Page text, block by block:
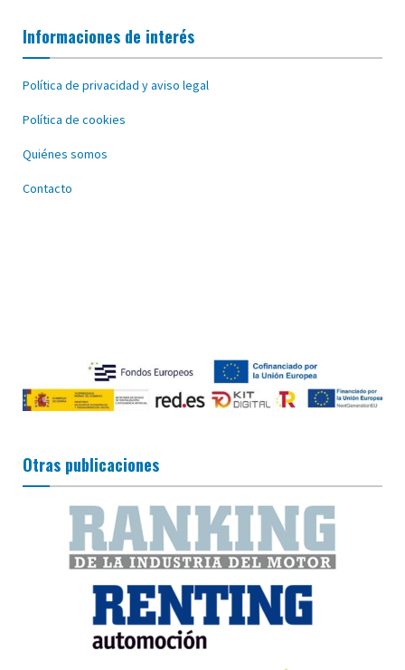
Informaciones de interés
Política de privacidad y aviso legal
Política de cookies
Quiénes somos
Contacto
Otras publicaciones